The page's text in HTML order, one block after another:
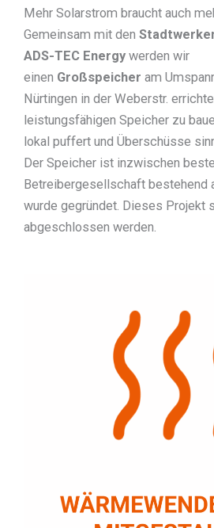
Mehr Solarstrom braucht auch
Gemeinsam mit den
ADS-TEC Energy werden wir
einen Großspeicher am
Nürtingen in der Weberstr.
leistungsfähigen Speicher zu
lokal puffert und Überschüsse
Der Speicher ist inzwischen
Betreibergesellschaft bestehend
wurde gegründet. Dieses Projekt
abgeschlossen werden.